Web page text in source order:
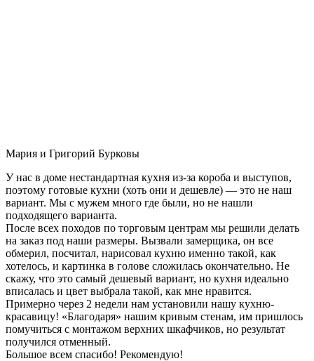
Мария и Григорий Бурковы
У нас в доме нестандартная кухня из-за короба и выступов,
поэтому готовые кухни (хоть они и дешевле) — это не наш
вариант. Мы с мужем много где были, но не нашли
подходящего варианта.
После всех походов по торговым центрам мы решили делать
на заказ под наши размеры. Вызвали замерщика, он все
обмерил, посчитал, нарисовал кухню именно такой, как
хотелось, и картинка в голове сложилась окончательно. Не
скажу, что это самый дешевый вариант, но кухня идеально
вписалась и цвет выбрала такой, как мне нравится.
Примерно через 2 недели нам установили нашу кухню-
красавицу! «Благодаря» нашим кривым стенам, им пришлось
помучиться с монтажом верхних шкафчиков, но результат
получился отменный.
Большое всем спасибо! Рекомендую!